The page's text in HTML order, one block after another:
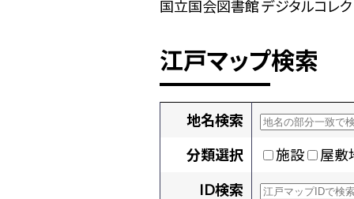
国立国会図書館 デジタルコレク
江戸マップ検索
地名検索
分類選択
施設
屋敷
ID検索